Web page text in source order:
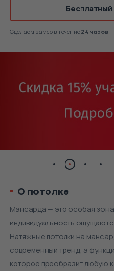
Бесплатный
Сделаем замерв течение24 часов
О потолке
Мансарда — это особая
индивидуальность
Натяжные потолки на
современный тренд, а
которое преобразит любую